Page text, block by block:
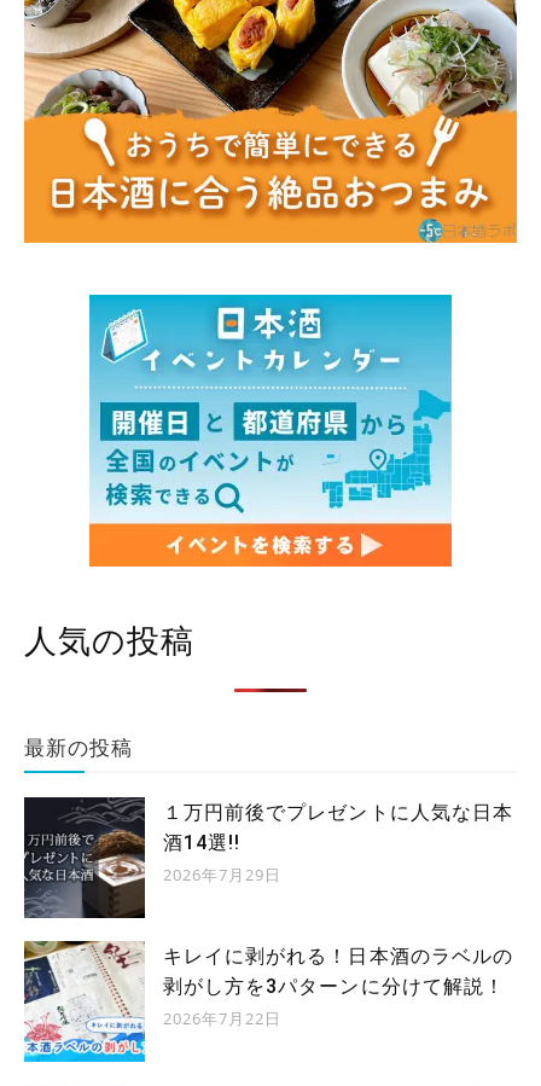
人気の投稿
最新の投稿
１万円前後でプレゼントに人気な日本
酒14選!!
2026年7月29日
キレイに剥がれる！日本酒のラベルの
剥がし方を3パターンに分けて解説！
2026年7月22日